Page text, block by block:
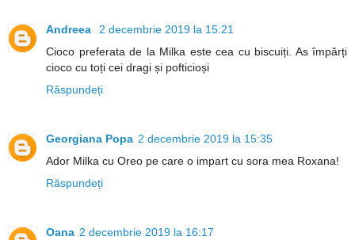
Andreea
2 decembrie 2019 la 15:21
Cioco preferata de la Milka este cea cu biscuiți. As împărți
cioco cu toți cei dragi și pofticioși
Răspundeți
Georgiana Popa 2 decembrie 2019 la 15:35
Ador Milka cu Oreo pe care o impart cu sora mea Roxana!
Răspundeți
Oana 2 decembrie 2019 la 16:17